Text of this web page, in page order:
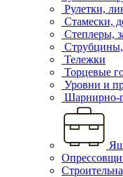
Рулетки,
Стамески,
Степлеры,
Тележки
Торцевые
Уровни и
Шарнирно-